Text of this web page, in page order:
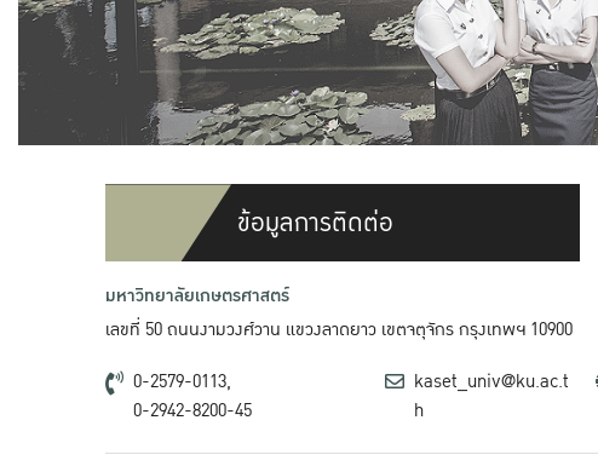
ข้อมูลการติดต่อ
มหาวิทยาลัยเกษตรศาสตร์
เลขที่ 50 ถนนงามวงศ์วาน แขวงลาดยาว เขตจตุจักร กรุงเทพฯ 10900
0-2579-0113,
0-2942-8200-45
kaset_univ@ku.ac.t
h